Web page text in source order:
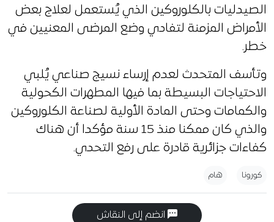
الصيدليات بالكلوروكين الذي يُستعمل لعلاج بعض
الأمراض المزمنة لتفادي وضع المرضى المعنيين في
خطر.
وتأسف المتحدث لعدم إرساء نسيج صناعي يُلبي
الاحتياجات البسيطة بما فيها المطهرات الكحولية
والكمامات وحتى المادة الأولية لصناعة الكلوروكين
والذي كان ممكنا منذ 15 سنة مؤكدا أن هناك
كفاءات جزائرية قادرة على رفع التحدي.
كورونا هام
انضم إلى النقاش